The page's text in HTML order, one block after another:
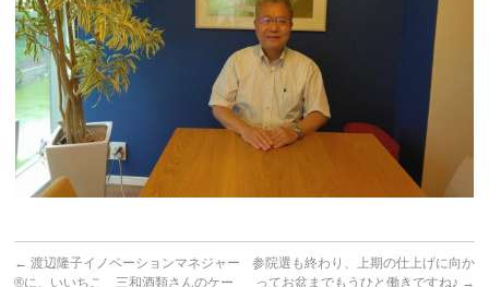
← 渡辺隆子イノベーションマネジャー
®に、いいちこ 三和酒類さんのケー
参院選も終わり、上期の仕上げに向か
ってお盆までもうひと働きですね♪ →